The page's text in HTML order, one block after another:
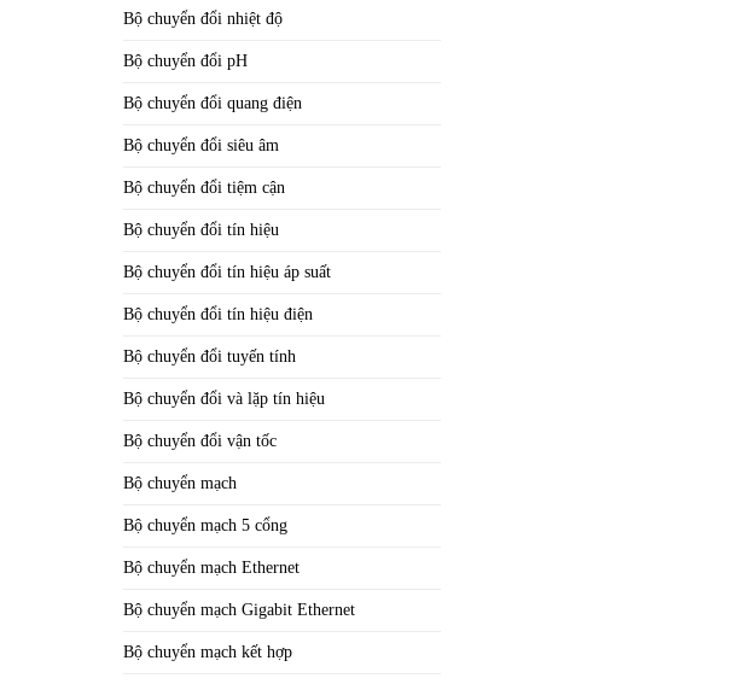
Bộ chuyển đổi nhiệt độ
Bộ chuyển đổi pH
Bộ chuyển đổi quang điện
Bộ chuyển đổi siêu âm
Bộ chuyển đổi tiệm cận
Bộ chuyển đổi tín hiệu
Bộ chuyển đổi tín hiệu áp suất
Bộ chuyển đổi tín hiệu điện
Bộ chuyển đổi tuyến tính
Bộ chuyển đổi và lặp tín hiệu
Bộ chuyển đổi vận tốc
Bộ chuyển mạch
Bộ chuyển mạch 5 cổng
Bộ chuyển mạch Ethernet
Bộ chuyển mạch Gigabit Ethernet
Bộ chuyển mạch kết hợp